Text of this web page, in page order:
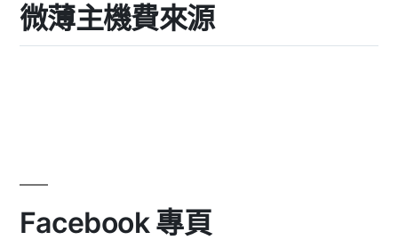
微薄主機費來源
Facebook 專頁